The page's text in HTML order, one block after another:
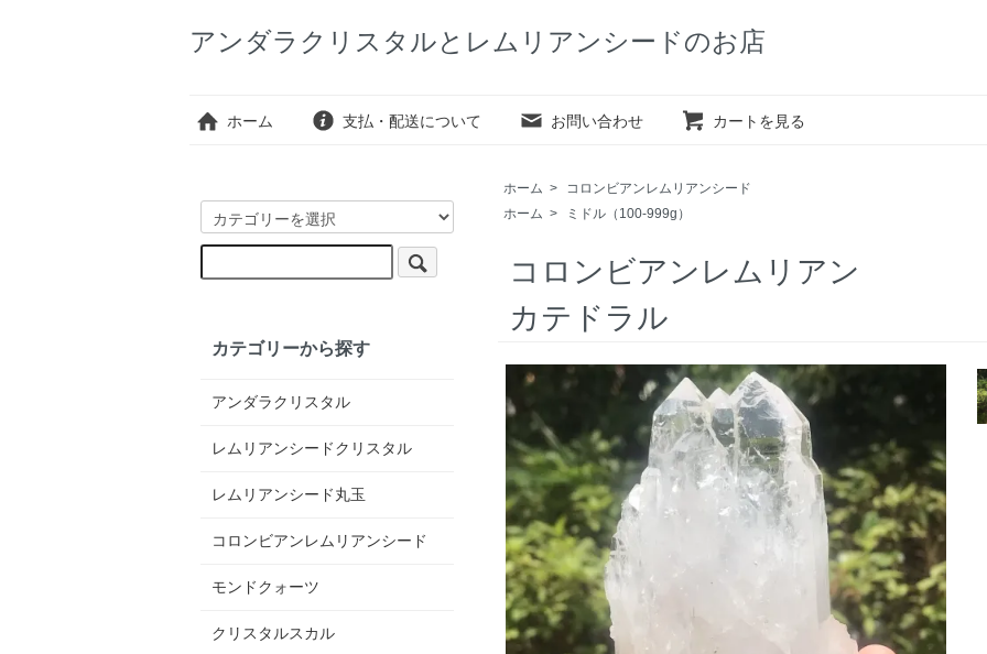
アンダラクリスタルとレムリアンシードのお店
ホーム 支払・配送について お問い合わせ カートを見る
ホーム >
コロンビアンレムリアンシード
ホーム > ミドル（100-999g）
コロンビアンレムリアン
カテドラル
カテゴリーから探す
アンダラクリスタル
レムリアンシードクリスタル
レムリアンシード丸玉
コロンビアンレムリアンシード
モンドクォーツ
クリスタルスカル